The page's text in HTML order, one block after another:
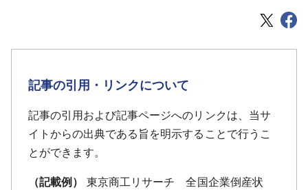
記事の引用・リンクについて
記事の引用および記事ページへのリンクは、当サ
イトからの出典である旨を明示することで行うこ
とができます。
（記載例）
東京商工リサーチ 全国企業倒産状